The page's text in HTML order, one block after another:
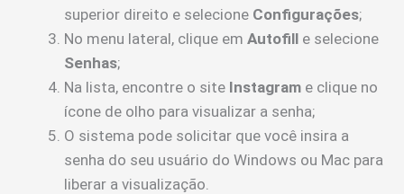
superior direito e selecione Configurações;
No menu lateral, clique em Autofill e selecione
Senhas;
Na lista, encontre o site Instagram e clique no
ícone de olho para visualizar a senha;
O sistema pode solicitar que você insira a
senha do seu usuário do Windows ou Mac para
liberar a visualização.